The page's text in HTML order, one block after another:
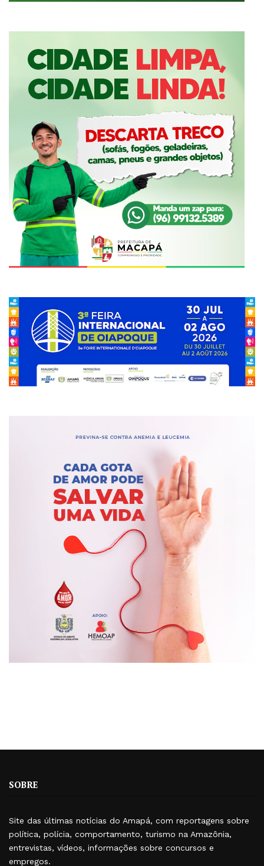
SOBRE
Site das últimas notícias do Amapá, com reportagens sobre
política, polícia, comportamento, turismo na Amazônia,
entrevistas, vídeos, informações sobre concursos e
empregos.